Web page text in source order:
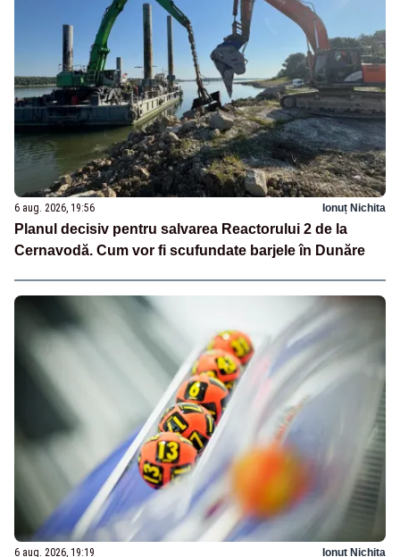
6 aug. 2026, 19:56 Ionuț Nichita
Planul decisiv pentru salvarea Reactorului 2 de la
Cernavodă. Cum vor fi scufundate barjele în Dunăre
6 aug. 2026, 19:19 Ionuț Nichita